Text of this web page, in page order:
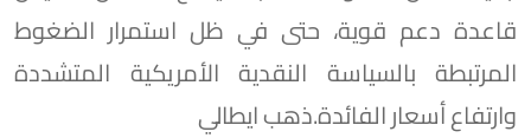
قاعدة دعم قوية، حتى في ظل استمرار الضغوط
المرتبطة بالسياسة النقدية الأمريكية المتشددة
وارتفاع أسعار الفائدة.ذهب ايطالي